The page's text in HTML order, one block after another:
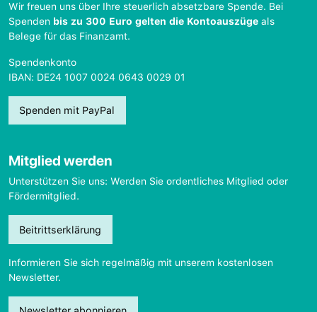
Wir freuen uns über Ihre steuerlich absetzbare Spende. Bei
Spenden bis zu 300 Euro gelten die Kontoauszüge als
Belege für das Finanzamt.
Spendenkonto
IBAN: DE24 1007 0024 0643 0029 01
Spenden mit PayPal
Mitglied werden
Unterstützen Sie uns: Werden Sie ordentliches Mitglied oder
Fördermitglied.
Beitrittserklärung
Informieren Sie sich regelmäßig mit unserem kostenlosen
Newsletter.